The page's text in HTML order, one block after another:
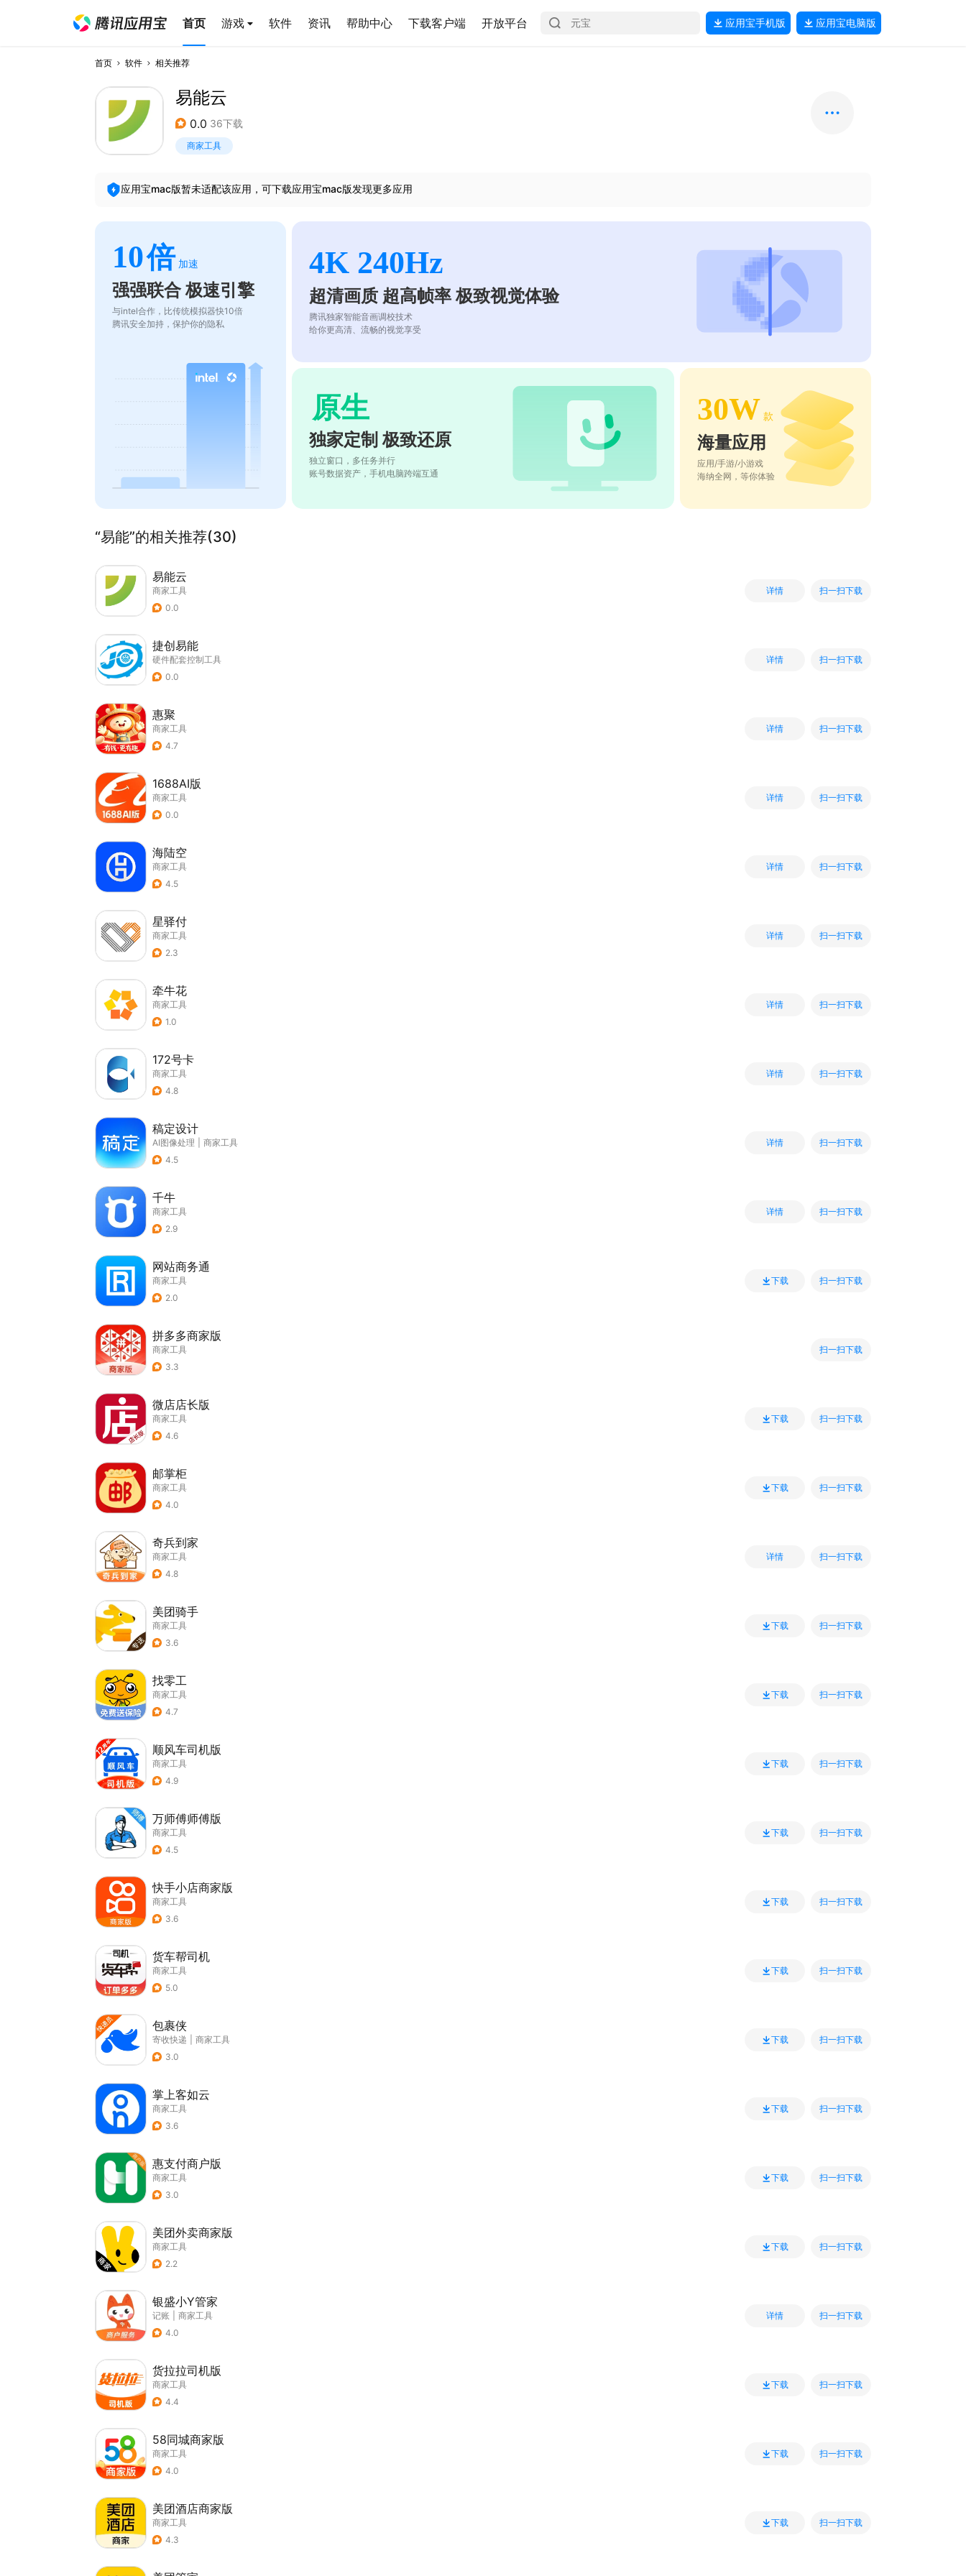
首页 游戏 软件 资讯 帮助中心 下载客户端 开放平台 应用宝手机版 应用宝电脑版
首页 软件 相关推荐
易能云
0.0 36下载
商家工具
应用宝mac版暂未适配该应用，可下载应用宝mac版发现更多应用
10倍 加速
强强联合 极速引擎
与intel合作，比传统模拟器快10倍
腾讯安全加持，保护你的隐私
4K 240Hz
超清画质 超高帧率 极致视觉体验
腾讯独家智能音画调校技术
给你更高清、流畅的视觉享受
原生
独家定制 极致还原
独立窗口，多任务并行
账号数据资产，手机电脑跨端互通
30W 款
海量应用
应用/手游/小游戏
海纳全网，等你体验
“易能”的相关推荐(30)
易能云
商家工具
0.0
详情 扫一扫下载
捷创易能
硬件配套控制工具
0.0
详情 扫一扫下载
惠聚
商家工具
4.7
详情 扫一扫下载
1688AI版
商家工具
0.0
详情 扫一扫下载
海陆空
商家工具
4.5
详情 扫一扫下载
星驿付
商家工具
2.3
详情 扫一扫下载
牵牛花
商家工具
1.0
详情 扫一扫下载
172号卡
商家工具
4.8
详情 扫一扫下载
稿定设计
AI图像处理
商家工具
4.5
详情 扫一扫下载
千牛
商家工具
2.9
详情 扫一扫下载
网站商务通
商家工具
2.0
下载 扫一扫下载
拼多多商家版
商家工具
3.3
扫一扫下载
微店店长版
商家工具
4.6
下载 扫一扫下载
邮掌柜
商家工具
4.0
下载 扫一扫下载
奇兵到家
商家工具
4.8
详情 扫一扫下载
美团骑手
商家工具
3.6
下载 扫一扫下载
找零工
商家工具
4.7
下载 扫一扫下载
顺风车司机版
商家工具
4.9
下载 扫一扫下载
万师傅师傅版
商家工具
4.5
下载 扫一扫下载
快手小店商家版
商家工具
3.6
下载 扫一扫下载
货车帮司机
商家工具
5.0
下载 扫一扫下载
包裹侠
寄收快递
商家工具
3.0
下载 扫一扫下载
掌上客如云
商家工具
3.6
下载 扫一扫下载
惠支付商户版
商家工具
3.0
下载 扫一扫下载
美团外卖商家版
商家工具
2.2
下载 扫一扫下载
银盛小Y管家
记账
商家工具
4.0
详情 扫一扫下载
货拉拉司机版
商家工具
4.4
下载 扫一扫下载
58同城商家版
商家工具
4.0
下载 扫一扫下载
美团酒店商家版
商家工具
4.3
下载 扫一扫下载